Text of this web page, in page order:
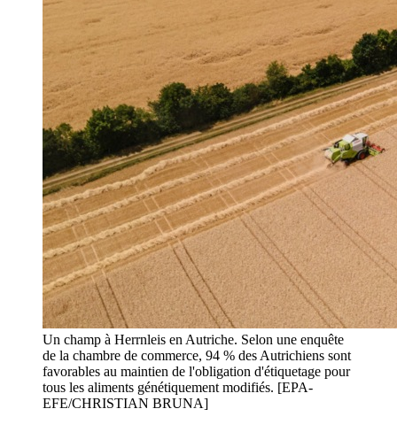
Un champ à Herrnleis en Autriche. Selon une enquête
de la chambre de commerce, 94 % des Autrichiens sont
favorables au maintien de l'obligation d'étiquetage pour
tous les aliments génétiquement modifiés. [EPA-
EFE/CHRISTIAN BRUNA]